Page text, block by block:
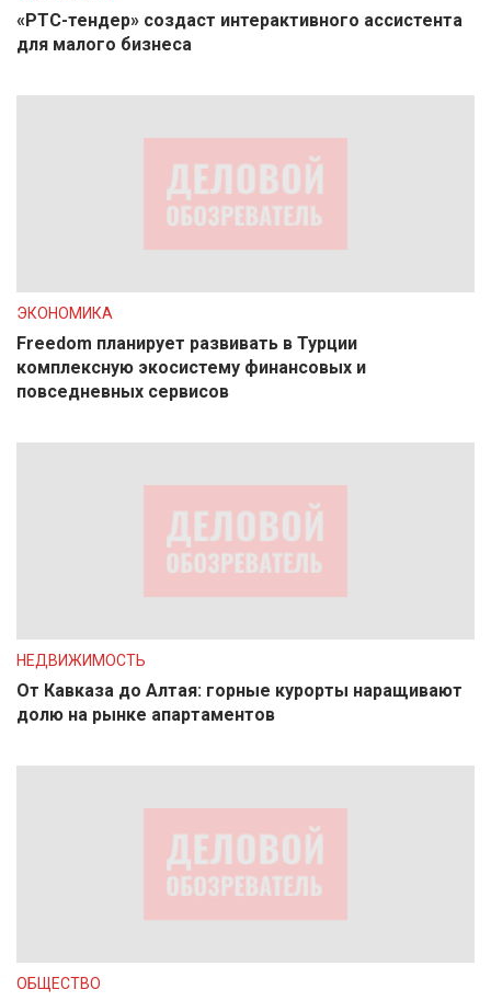
«РТС-тендер» создаст интерактивного ассистента
для малого бизнеса
ЭКОНОМИКА
Freedom планирует развивать в Турции
комплексную экосистему финансовых и
повседневных сервисов
НЕДВИЖИМОСТЬ
От Кавказа до Алтая: горные курорты наращивают
долю на рынке апартаментов
ОБЩЕСТВО